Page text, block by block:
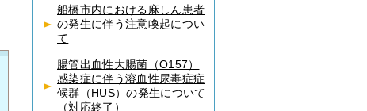
船橋市内における麻しん患者
の発生に伴う注意喚起につい
て
腸管出血性大腸菌（O157）
感染症に伴う溶血性尿毒症症
候群（HUS）の発生について
（対応終了）